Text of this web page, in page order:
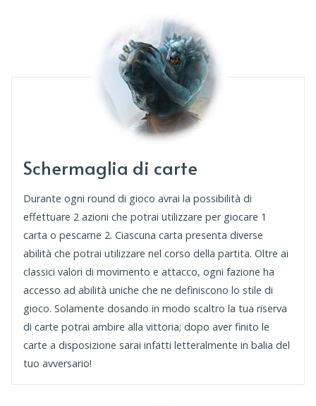
Schermaglia di carte
Durante ogni round di gioco avrai la possibilità di
effettuare 2 azioni che potrai utilizzare per giocare 1
carta o pescarne 2. Ciascuna carta presenta diverse
abilità che potrai utilizzare nel corso della partita. Oltre ai
classici valori di movimento e attacco, ogni fazione ha
accesso ad abilità uniche che ne definiscono lo stile di
gioco. Solamente dosando in modo scaltro la tua riserva
di carte potrai ambire alla vittoria; dopo aver finito le
carte a disposizione sarai infatti letteralmente in balia del
tuo avversario!